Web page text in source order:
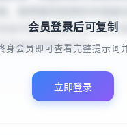
息丰富且准确的定义进行
供清晰和理解为目标，...
会员登录后可复制
身会员即可查看完整提示词
立即登录